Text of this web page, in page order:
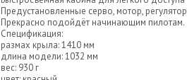
Предустановленные серво, мотор,
Прекрасно подойдёт начинающим пилотам.
Спецификация:
размах крыла: 1410 мм
длина модели: 1032 мм
вес: 930 г